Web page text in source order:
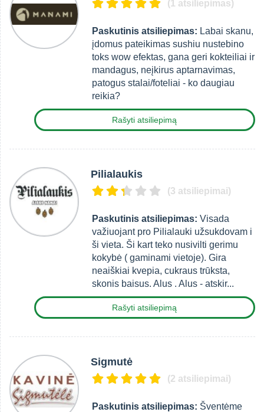
(1 atsiliepimas)
Paskutinis atsiliepimas: Labai skanu,
įdomus pateikimas sushiu nustebino
toks wow efektas, gana geri kokteiliai ir
mandagus, neįkirus aptarnavimas,
patogus stalai/foteliai - ko daugiau
reikia?
Rašyti atsiliepimą
Pilialaukis
(3 atsiliepimai)
Paskutinis atsiliepimas: Visada
važiuojant pro Pilialauki užsukdovam i
ši vieta. Ši kart teko nusivilti gerimu
kokybė ( gaminami vietoje). Gira
neaiškiai kvepia, cukraus trūksta,
skonis baisus. Alus . Alus - atskir...
Rašyti atsiliepimą
Sigmutė
(2 atsiliepimai)
Paskutinis atsiliepimas: Šventėme